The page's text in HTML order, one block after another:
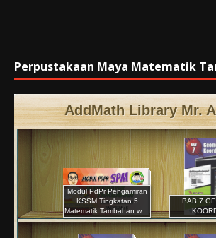
Perpustakaan Maya Matematik